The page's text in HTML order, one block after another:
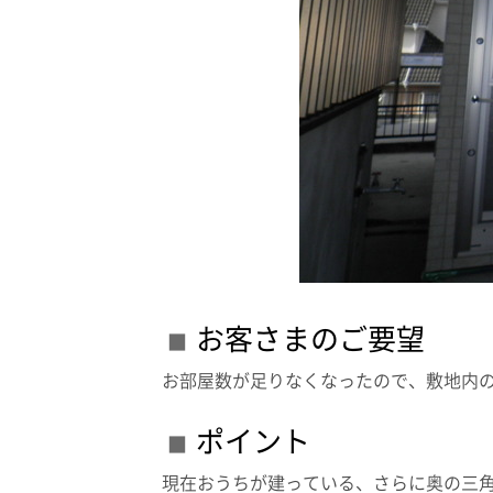
お客さまのご要望
お部屋数が足りなくなったので、敷地内
ポイント
現在おうちが建っている、さらに奥の三